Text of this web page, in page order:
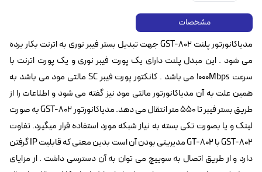
مشخصات
مدیاکانورتور پلنت GST-802 جهت تبدیل بستر فیبر نوری به اترنت بکار برده
می شود . این مبدل پلنت دارای یک پورت فیبر نوری و یک پورت اترنت با
سرعت 1000Mbps می باشد . کانکتور پورت فیبر SC مالتی مود می باشد به
همین علت به آن مدیاکانورتور مالتی مود نیز گفته می شود و اطلاعات را از
طریق بستر فیبر تا 550 متر انتقال می دهد. مدیاکانورتور GST-802 به صورت
لینک و یا بصورت تکی بسته به نیاز شبکه مورد استفاده قرار میگیرد. تفاوت
GST-802 با GT-802 مدیریتی بودن آن است بدین معنی که قابلیت IP گرفتن
دارد و از طریق اتصال به سوییچ می توان به آن دسترسی داشت . از مزایای